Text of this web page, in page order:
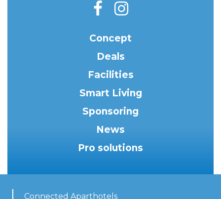
Concept
Deals
Facilities
Smart Living
Sponsoring
News
Pro solutions
Connected Aparthotels